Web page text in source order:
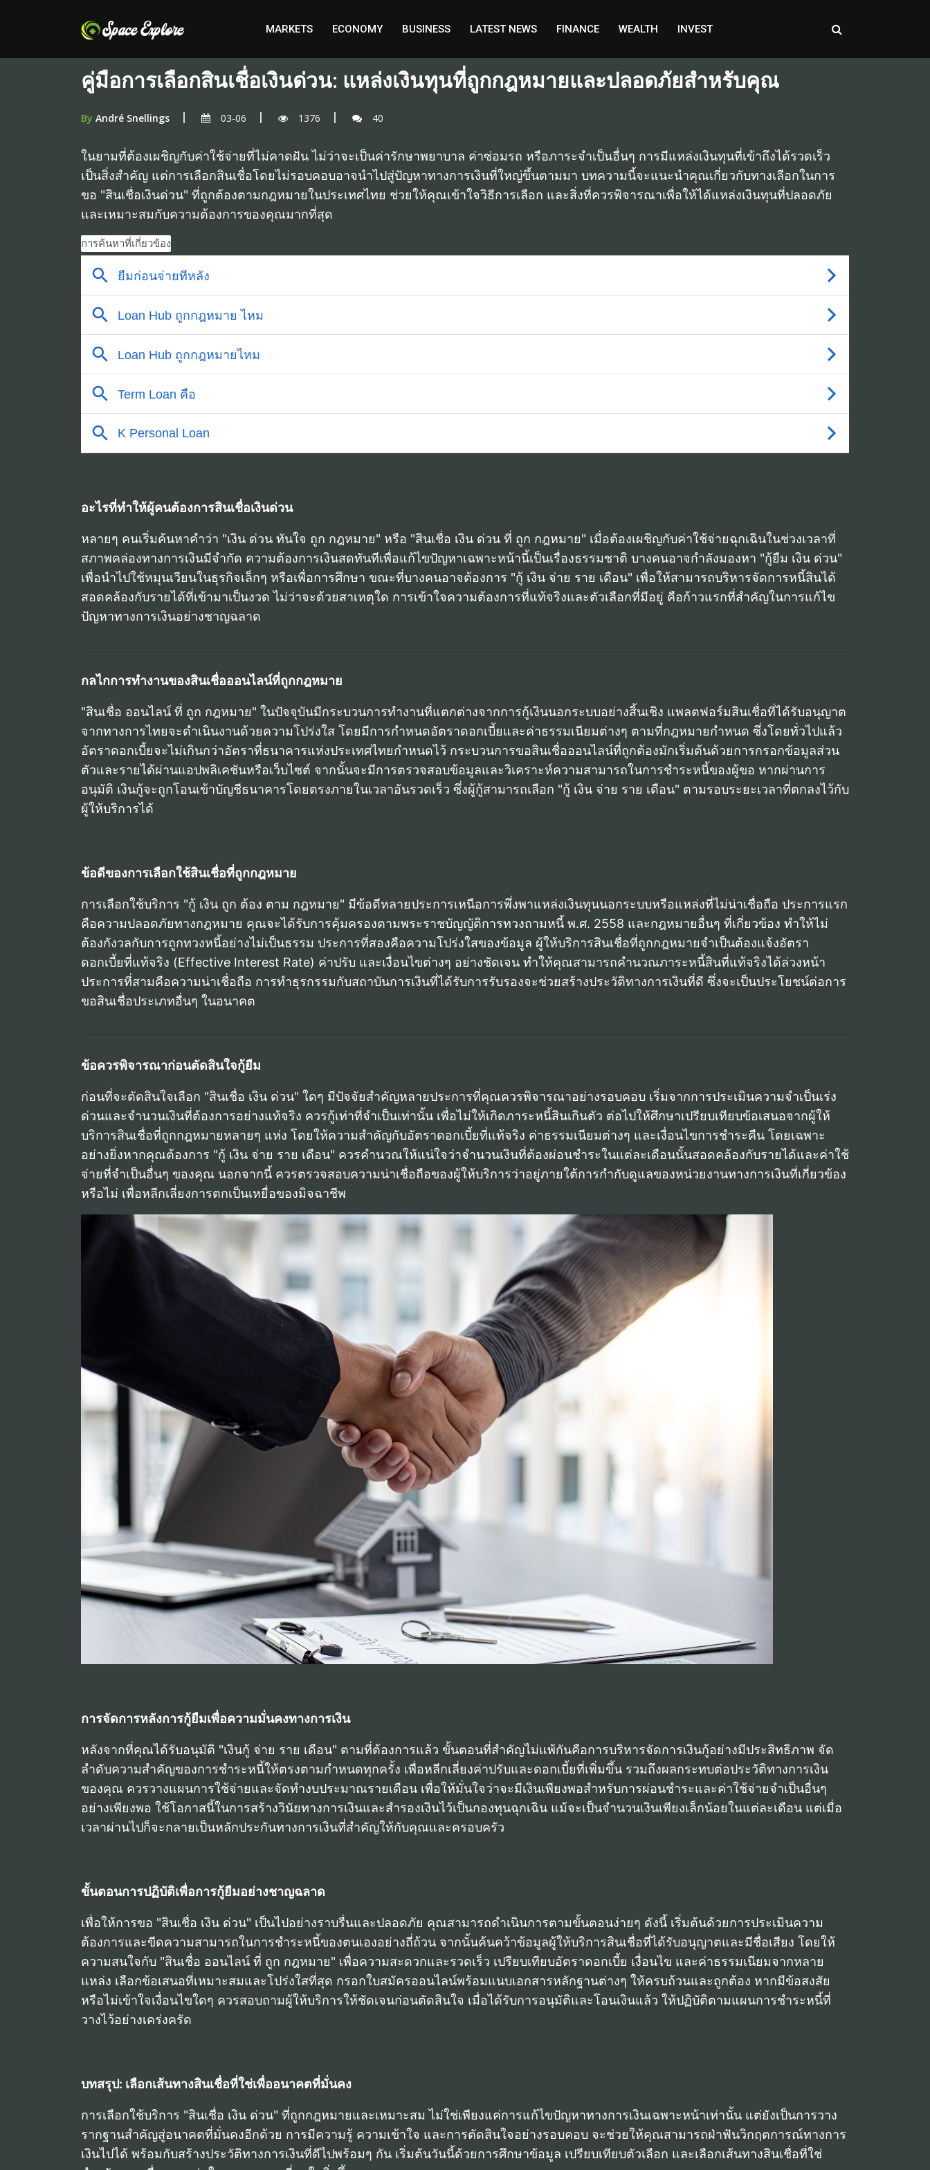
MARKETS ECONOMY BUSINESS LATEST NEWS FINANCE WEALTH INVEST
คู่มือการเลือกสินเชื่อเงินด่วน: แหล่งเงินทุนที่ถูกกฎหมายและปลอดภัยสำหรับคุณ
By André Snellings 03-06 1376 40
ในยามที่ต้องเผชิญกับค่าใช้จ่ายที่ไม่คาดฝัน ไม่ว่าจะเป็นค่ารักษาพยาบาล ค่าซ่อมรถ หรือภาระจำเป็นอื่นๆ การมีแหล่งเงินทุนที่เข้าถึงได้รวดเร็ว
เป็นสิ่งสำคัญ แต่การเลือกสินเชื่อโดยไม่รอบคอบอาจนำไปสู่ปัญหาทางการเงินที่ใหญ่ขึ้นตามมา บทความนี้จะแนะนำคุณเกี่ยวกับทางเลือกในการ
ขอ "สินเชื่อเงินด่วน" ที่ถูกต้องตามกฎหมายในประเทศไทย ช่วยให้คุณเข้าใจวิธีการเลือก และสิ่งที่ควรพิจารณาเพื่อให้ได้แหล่งเงินทุนที่ปลอดภัย
และเหมาะสมกับความต้องการของคุณมากที่สุด
อะไรที่ทำให้ผู้คนต้องการสินเชื่อเงินด่วน
หลายๆ คนเริ่มค้นหาคำว่า "เงิน ด่วน ทันใจ ถูก กฎหมาย" หรือ "สินเชื่อ เงิน ด่วน ที่ ถูก กฎหมาย" เมื่อต้องเผชิญกับค่าใช้จ่ายฉุกเฉินในช่วงเวลาที่
สภาพคล่องทางการเงินมีจำกัด ความต้องการเงินสดทันทีเพื่อแก้ไขปัญหาเฉพาะหน้านี้เป็นเรื่องธรรมชาติ บางคนอาจกำลังมองหา "กู้ยืม เงิน ด่วน"
เพื่อนำไปใช้หมุนเวียนในธุรกิจเล็กๆ หรือเพื่อการศึกษา ขณะที่บางคนอาจต้องการ "กู้ เงิน จ่าย ราย เดือน" เพื่อให้สามารถบริหารจัดการหนี้สินได้
สอดคล้องกับรายได้ที่เข้ามาเป็นงวด ไม่ว่าจะด้วยสาเหตุใด การเข้าใจความต้องการที่แท้จริงและตัวเลือกที่มีอยู่ คือก้าวแรกที่สำคัญในการแก้ไข
ปัญหาทางการเงินอย่างชาญฉลาด
กลไกการทำงานของสินเชื่อออนไลน์ที่ถูกกฎหมาย
"สินเชื่อ ออนไลน์ ที่ ถูก กฎหมาย" ในปัจจุบันมีกระบวนการทำงานที่แตกต่างจากการกู้เงินนอกระบบอย่างสิ้นเชิง แพลตฟอร์มสินเชื่อที่ได้รับอนุญาต
จากทางการไทยจะดำเนินงานด้วยความโปร่งใส โดยมีการกำหนดอัตราดอกเบี้ยและค่าธรรมเนียมต่างๆ ตามที่กฎหมายกำหนด ซึ่งโดยทั่วไปแล้ว
อัตราดอกเบี้ยจะไม่เกินกว่าอัตราที่ธนาคารแห่งประเทศไทยกำหนดไว้ กระบวนการขอสินเชื่อออนไลน์ที่ถูกต้องมักเริ่มต้นด้วยการกรอกข้อมูลส่วน
ตัวและรายได้ผ่านแอปพลิเคชันหรือเว็บไซต์ จากนั้นจะมีการตรวจสอบข้อมูลและวิเคราะห์ความสามารถในการชำระหนี้ของผู้ขอ หากผ่านการ
อนุมัติ เงินกู้จะถูกโอนเข้าบัญชีธนาคารโดยตรงภายในเวลาอันรวดเร็ว ซึ่งผู้กู้สามารถเลือก "กู้ เงิน จ่าย ราย เดือน" ตามรอบระยะเวลาที่ตกลงไว้กับ
ผู้ให้บริการได้
ข้อดีของการเลือกใช้สินเชื่อที่ถูกกฎหมาย
การเลือกใช้บริการ "กู้ เงิน ถูก ต้อง ตาม กฎหมาย" มีข้อดีหลายประการเหนือการพึ่งพาแหล่งเงินทุนนอกระบบหรือแหล่งที่ไม่น่าเชื่อถือ ประการแรก
คือความปลอดภัยทางกฎหมาย คุณจะได้รับการคุ้มครองตามพระราชบัญญัติการทวงถามหนี้ พ.ศ. 2558 และกฎหมายอื่นๆ ที่เกี่ยวข้อง ทำให้ไม่
ต้องกังวลกับการถูกทวงหนี้อย่างไม่เป็นธรรม ประการที่สองคือความโปร่งใสของข้อมูล ผู้ให้บริการสินเชื่อที่ถูกกฎหมายจำเป็นต้องแจ้งอัตรา
ดอกเบี้ยที่แท้จริง (Effective Interest Rate) ค่าปรับ และเงื่อนไขต่างๆ อย่างชัดเจน ทำให้คุณสามารถคำนวณภาระหนี้สินที่แท้จริงได้ล่วงหน้า
ประการที่สามคือความน่าเชื่อถือ การทำธุรกรรมกับสถาบันการเงินที่ได้รับการรับรองจะช่วยสร้างประวัติทางการเงินที่ดี ซึ่งจะเป็นประโยชน์ต่อการ
ขอสินเชื่อประเภทอื่นๆ ในอนาคต
ข้อควรพิจารณาก่อนตัดสินใจกู้ยืม
ก่อนที่จะตัดสินใจเลือก "สินเชื่อ เงิน ด่วน" ใดๆ มีปัจจัยสำคัญหลายประการที่คุณควรพิจารณาอย่างรอบคอบ เริ่มจากการประเมินความจำเป็นเร่ง
ด่วนและจำนวนเงินที่ต้องการอย่างแท้จริง ควรกู้เท่าที่จำเป็นเท่านั้น เพื่อไม่ให้เกิดภาระหนี้สินเกินตัว ต่อไปให้ศึกษาเปรียบเทียบข้อเสนอจากผู้ให้
บริการสินเชื่อที่ถูกกฎหมายหลายๆ แห่ง โดยให้ความสำคัญกับอัตราดอกเบี้ยที่แท้จริง ค่าธรรมเนียมต่างๆ และเงื่อนไขการชำระคืน โดยเฉพาะ
อย่างยิ่งหากคุณต้องการ "กู้ เงิน จ่าย ราย เดือน" ควรคำนวณให้แน่ใจว่าจำนวนเงินที่ต้องผ่อนชำระในแต่ละเดือนนั้นสอดคล้องกับรายได้และค่าใช้
จ่ายที่จำเป็นอื่นๆ ของคุณ นอกจากนี้ ควรตรวจสอบความน่าเชื่อถือของผู้ให้บริการว่าอยู่ภายใต้การกำกับดูแลของหน่วยงานทางการเงินที่เกี่ยวข้อง
หรือไม่ เพื่อหลีกเลี่ยงการตกเป็นเหยื่อของมิจฉาชีพ
การจัดการหลังการกู้ยืมเพื่อความมั่นคงทางการเงิน
หลังจากที่คุณได้รับอนุมัติ "เงินกู้ จ่าย ราย เดือน" ตามที่ต้องการแล้ว ขั้นตอนที่สำคัญไม่แพ้กันคือการบริหารจัดการเงินกู้อย่างมีประสิทธิภาพ จัด
ลำดับความสำคัญของการชำระหนี้ให้ตรงตามกำหนดทุกครั้ง เพื่อหลีกเลี่ยงค่าปรับและดอกเบี้ยที่เพิ่มขึ้น รวมถึงผลกระทบต่อประวัติทางการเงิน
ของคุณ ควรวางแผนการใช้จ่ายและจัดทำงบประมาณรายเดือน เพื่อให้มั่นใจว่าจะมีเงินเพียงพอสำหรับการผ่อนชำระและค่าใช้จ่ายจำเป็นอื่นๆ
อย่างเพียงพอ ใช้โอกาสนี้ในการสร้างวินัยทางการเงินและสำรองเงินไว้เป็นกองทุนฉุกเฉิน แม้จะเป็นจำนวนเงินเพียงเล็กน้อยในแต่ละเดือน แต่เมื่อ
เวลาผ่านไปก็จะกลายเป็นหลักประกันทางการเงินที่สำคัญให้กับคุณและครอบครัว
ขั้นตอนการปฏิบัติเพื่อการกู้ยืมอย่างชาญฉลาด
เพื่อให้การขอ "สินเชื่อ เงิน ด่วน" เป็นไปอย่างราบรื่นและปลอดภัย คุณสามารถดำเนินการตามขั้นตอนง่ายๆ ดังนี้ เริ่มต้นด้วยการประเมินความ
ต้องการและขีดความสามารถในการชำระหนี้ของตนเองอย่างถี่ถ้วน จากนั้นค้นคว้าข้อมูลผู้ให้บริการสินเชื่อที่ได้รับอนุญาตและมีชื่อเสียง โดยให้
ความสนใจกับ "สินเชื่อ ออนไลน์ ที่ ถูก กฎหมาย" เพื่อความสะดวกและรวดเร็ว เปรียบเทียบอัตราดอกเบี้ย เงื่อนไข และค่าธรรมเนียมจากหลาย
แหล่ง เลือกข้อเสนอที่เหมาะสมและโปร่งใสที่สุด กรอกใบสมัครออนไลน์พร้อมแนบเอกสารหลักฐานต่างๆ ให้ครบถ้วนและถูกต้อง หากมีข้อสงสัย
หรือไม่เข้าใจเงื่อนไขใดๆ ควรสอบถามผู้ให้บริการให้ชัดเจนก่อนตัดสินใจ เมื่อได้รับการอนุมัติและโอนเงินแล้ว ให้ปฏิบัติตามแผนการชำระหนี้ที่
วางไว้อย่างเคร่งครัด
บทสรุป: เลือกเส้นทางสินเชื่อที่ใช่เพื่ออนาคตที่มั่นคง
การเลือกใช้บริการ "สินเชื่อ เงิน ด่วน" ที่ถูกกฎหมายและเหมาะสม ไม่ใช่เพียงแค่การแก้ไขปัญหาทางการเงินเฉพาะหน้าเท่านั้น แต่ยังเป็นการวาง
รากฐานสำคัญสู่อนาคตที่มั่นคงอีกด้วย การมีความรู้ ความเข้าใจ และการตัดสินใจอย่างรอบคอบ จะช่วยให้คุณสามารถฝ่าฟันวิกฤตการณ์ทางการ
เงินไปได้ พร้อมกับสร้างประวัติทางการเงินที่ดีไปพร้อมๆ กัน เริ่มต้นวันนี้ด้วยการศึกษาข้อมูล เปรียบเทียบตัวเลือก และเลือกเส้นทางสินเชื่อที่ใช่